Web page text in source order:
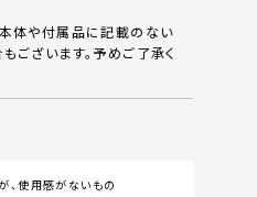
体や付属品に記載のない
ございます。予めご了承く
、使用感がないもの